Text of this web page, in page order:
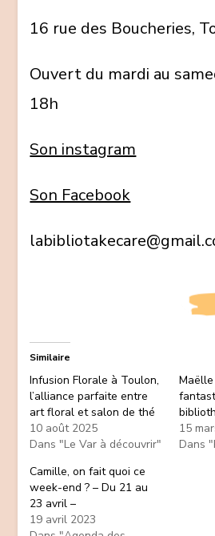
16 rue des Boucheries,
Ouvert du mardi au
18h
Son instagram
Son Facebook
Similaire
Infusion Florale à Toulon,
l’alliance parfaite entre
art floral et salon de thé
10 août 2025
Dans "Le Var à découvrir"
15
Dans
Camille, on fait quoi ce
week-end ? – Du 21 au
23 avril –
19 avril 2023